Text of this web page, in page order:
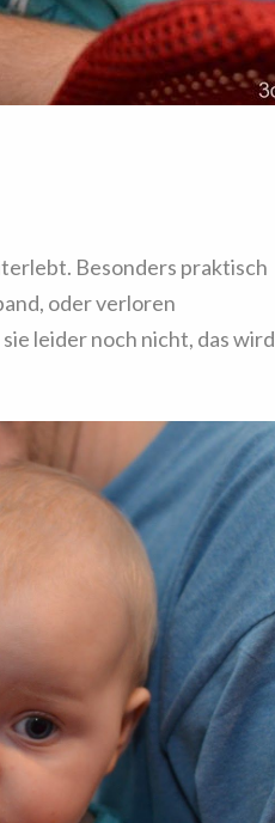
Besonders praktisch
oder verloren
leider noch nicht, das wird